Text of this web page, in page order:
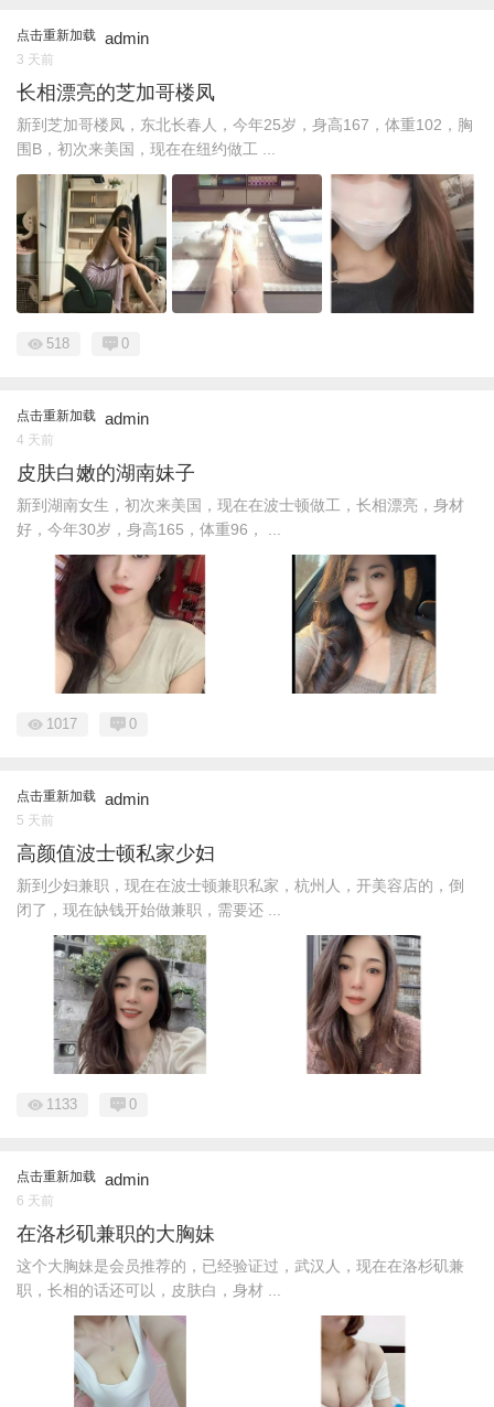
点击重新加载 admin
3 天前
长相漂亮的芝加哥楼凤
新到芝加哥楼凤，东北长春人，今年25岁，身高167，体重102，胸
围B，初次来美国，现在在纽约做工 ...
518 0
点击重新加载 admin
4 天前
皮肤白嫩的湖南妹子
新到湖南女生，初次来美国，现在在波士顿做工，长相漂亮，身材
好，今年30岁，身高165，体重96， ...
1017 0
点击重新加载 admin
5 天前
高颜值波士顿私家少妇
新到少妇兼职，现在在波士顿兼职私家，杭州人，开美容店的，倒
闭了，现在缺钱开始做兼职，需要还 ...
1133 0
点击重新加载 admin
6 天前
在洛杉矶兼职的大胸妹
这个大胸妹是会员推荐的，已经验证过，武汉人，现在在洛杉矶兼
职，长相的话还可以，皮肤白，身材 ...